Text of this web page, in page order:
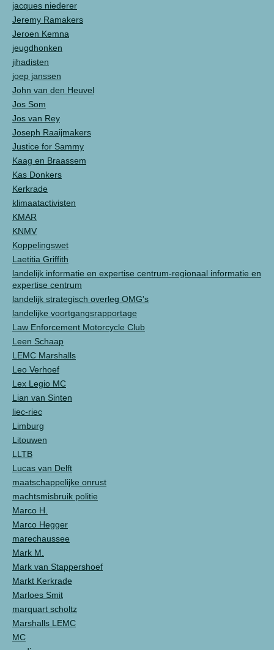
jacques niederer
Jeremy Ramakers
Jeroen Kemna
jeugdhonken
jihadisten
joep janssen
John van den Heuvel
Jos Som
Jos van Rey
Joseph Raaijmakers
Justice for Sammy
Kaag en Braassem
Kas Donkers
Kerkrade
klimaatactivisten
KMAR
KNMV
Koppelingswet
Laetitia Griffith
landelijk informatie en expertise centrum-regionaal informatie en
expertise centrum
landelijk strategisch overleg OMG's
landelijke voortgangsrapportage
Law Enforcement Motorcycle Club
Leen Schaap
LEMC Marshalls
Leo Verhoef
Lex Legio MC
Lian van Sinten
liec-riec
Limburg
Litouwen
LLTB
Lucas van Delft
maatschappelijke onrust
machtsmisbruik politie
Marco H.
Marco Hegger
marechaussee
Mark M.
Mark van Stappershoef
Markt Kerkrade
Marloes Smit
marquart scholtz
Marshalls LEMC
MC